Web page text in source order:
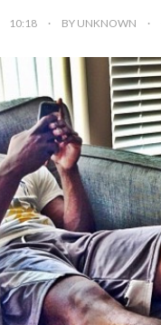
10:18 BY UNKNOWN